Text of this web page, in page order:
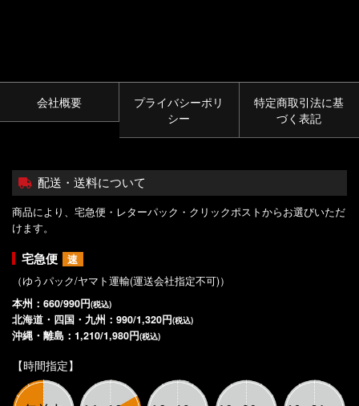
会社概要
プライバシーポリ
シー
特定商取引法に基
づく表記
配送・送料について
商品により、宅急便・レターパック・クリックポストからお選びいただ
けます。
宅急便
速
（ゆうパック/ヤマト運輸(運送会社指定不可)）
本州：660/990円(税込)
北海道・四国・九州：990/1,320円(税込)
沖縄・離島：1,210/1,980円(税込)
【時間指定】